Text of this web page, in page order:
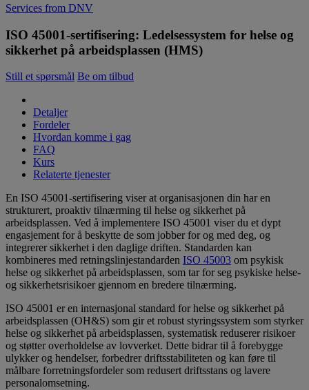
Services from DNV
ISO 45001-sertifisering: Ledelsessystem for helse og
sikkerhet på arbeidsplassen (HMS)
Still et spørsmål Be om tilbud
Detaljer
Fordeler
Hvordan komme i gag
FAQ
Kurs
Relaterte tjenester
En ISO 45001-sertifisering viser at organisasjonen din har en
strukturert, proaktiv tilnærming til helse og sikkerhet på
arbeidsplassen. Ved å implementere ISO 45001 viser du et dypt
engasjement for å beskytte de som jobber for og med deg, og
integrerer sikkerhet i den daglige driften. Standarden kan
kombineres med retningslinjestandarden ISO 45003 om psykisk
helse og sikkerhet på arbeidsplassen, som tar for seg psykiske helse-
og sikkerhetsrisikoer gjennom en bredere tilnærming.
ISO 45001 er en internasjonal standard for helse og sikkerhet på
arbeidsplassen (OH&S) som gir et robust styringssystem som styrker
helse og sikkerhet på arbeidsplassen, systematisk reduserer risikoer
og støtter overholdelse av lovverket. Dette bidrar til å forebygge
ulykker og hendelser, forbedrer driftsstabiliteten og kan føre til
målbare forretningsfordeler som redusert driftsstans og lavere
personalomsetning.